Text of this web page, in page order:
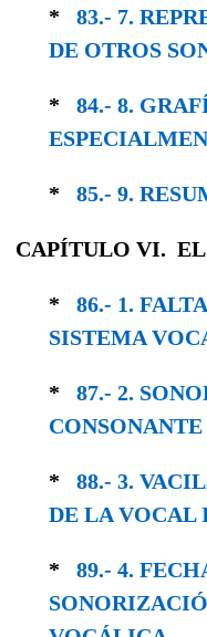
* 83.- 7.
DE OTROS
* 84.- 8.
* 85.- 9.
CAPÍTULO VI.
* 86.- 1.
SISTEMA
* 87.- 2.
* 88.- 3.
DE LA VOCAL
* 89.- 4.